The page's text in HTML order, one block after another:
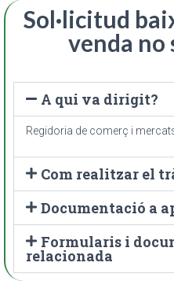
Sol·licitud
venda no
A qui va dirigit?
Regidoria de comerç i
Com realitzar el
Documentació a
Formularis i
relacionada